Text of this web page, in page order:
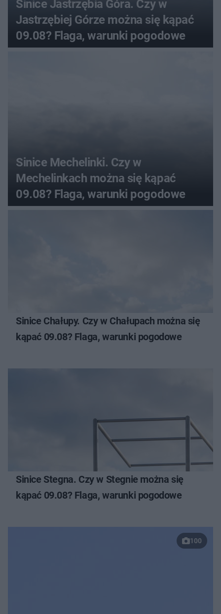
Sinice Jastrzębia Góra. Czy w
Jastrzębiej Górze można się kąpać
09.08? Flaga, warunki pogodowe
Sinice Mechelinki. Czy w
Mechelinkach można się kąpać
09.08? Flaga, warunki pogodowe
Sinice Chałupy. Czy w Chałupach można się
kąpać 09.08? Flaga, warunki pogodowe
Sinice Stegna. Czy w Stegnie można się
kąpać 09.08? Flaga, warunki pogodowe
100